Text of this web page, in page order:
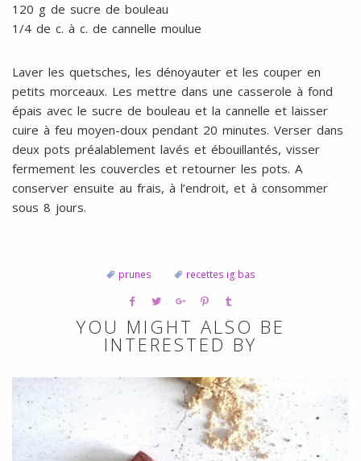
120 g de sucre de bouleau
1/4 de c. à c. de cannelle moulue
Laver les quetsches, les dénoyauter et les couper en
petits morceaux. Les mettre dans une casserole à fond
épais avec le sucre de bouleau et la cannelle et laisser
cuire à feu moyen-doux pendant 20 minutes. Verser dans
deux pots préalablement lavés et ébouillantés, visser
fermement les couvercles et retourner les pots. A
conserver ensuite au frais, à l’endroit, et à consommer
sous 8 jours.
prunes recettes ig bas
YOU MIGHT ALSO BE
INTERESTED BY